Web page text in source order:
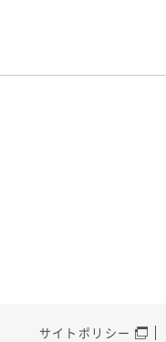
サイトポリシー